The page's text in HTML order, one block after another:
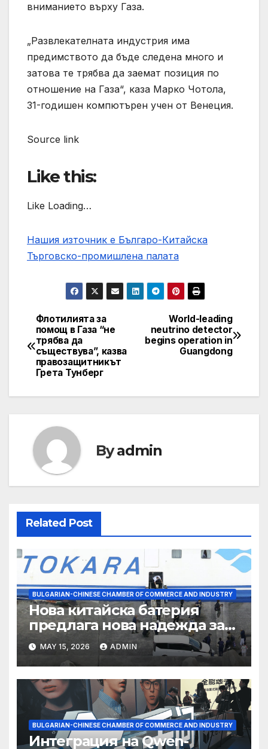
вниманието върху Газа.
„Развлекателната индустрия има
предимството да бъде следена много и
затова те трябва да заемат позиция по
отношение на Газа“, каза Марко Чотола,
31-годишен компютърен учен от Венеция.
Source link
Like this:
Like Loading…
Нашия източник е Българо-Китайска
Търговско-промишлена палaта
Post
navigation
World-leading
neutrino detector
begins operation in
Guangdong
Флотилията за
помощ в Газа “не
трябва да
съществува”, казва
правозащитникът
Грета Тунберг
Byadmin
Related Post
BULGARIAN-CHINESE CHAMBER OF COMMERCE AND INDUSTRY
Нова китайска батерия
предлага нова надежда за
съхранение на водород
MAY 15, 2026 ADMIN
BULGARIAN-CHINESE CHAMBER OF COMMERCE AND INDUSTRY
Интеграция на Qwen-